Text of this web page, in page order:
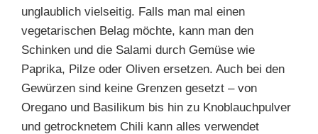
unglaublich vielseitig. Falls man mal einen
vegetarischen Belag möchte, kann man den
Schinken und die Salami durch Gemüse wie
Paprika, Pilze oder Oliven ersetzen. Auch bei den
Gewürzen sind keine Grenzen gesetzt – von
Oregano und Basilikum bis hin zu Knoblauchpulver
und getrocknetem Chili kann alles verwendet